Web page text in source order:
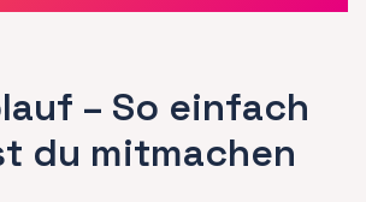
– So einfach
du mitmachen